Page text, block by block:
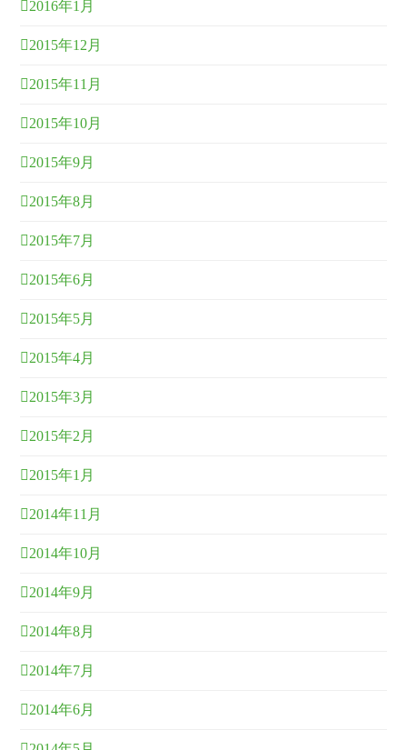
2016年1月
2015年12月
2015年11月
2015年10月
2015年9月
2015年8月
2015年7月
2015年6月
2015年5月
2015年4月
2015年3月
2015年2月
2015年1月
2014年11月
2014年10月
2014年9月
2014年8月
2014年7月
2014年6月